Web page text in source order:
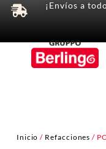
¡Envíos a
Inicio / Refacciones /